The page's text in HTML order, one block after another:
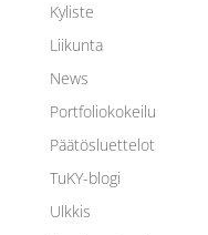
Kyliste
Liikunta
News
Portfoliokokeilu
Päätösluettelot
TuKY-blogi
Ulkkis